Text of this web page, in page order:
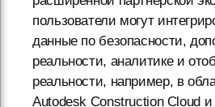
пользователи могут
данные по безопасности,
реальности, аналитике и
реальности, например, в
Autodesk Construction Cloud и